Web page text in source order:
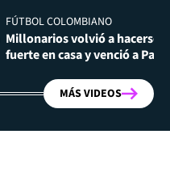
FÚTBOL COLOMBIANO
Millonarios volvió a hacerse
fuerte en casa y venció a
MÁS VIDEOS